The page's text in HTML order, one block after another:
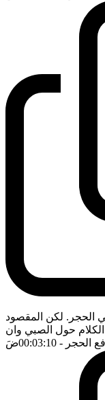
الحجر. لكن المقصود
حول الصبي وان
الحجر - 00:03:10 ضَ